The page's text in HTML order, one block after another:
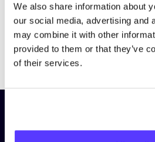
We also share information about
our social media, advertising and
may combine it with other
provided to them or that they’ve
of their services.
Schrijf je in op onze
en blijf op de